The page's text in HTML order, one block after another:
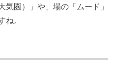
気圏）」や、場の「ムード」
ね。